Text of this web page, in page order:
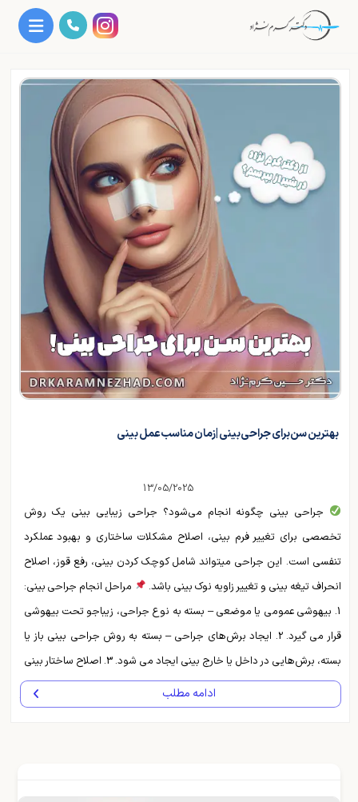
بهترین سن برای جراحی بینی | زمان مناسب عمل بینی
13/05/2025
جراحی بینی چگونه انجام می‌شود؟ جراحی زیبایی بینی یک روش
تخصصی برای تغییر فرم بینی، اصلاح مشکلات ساختاری و بهبود عملکرد
تنفسی است. این جراحی میتواند شامل کوچک کردن بینی، رفع قوز، اصلاح
انحراف تیغه بینی و تغییر زاویه نوک بینی باشد.
مراحل انجام جراحی بینی:
1. بیهوشی عمومی یا موضعی – بسته به نوع جراحی، زیباجو تحت بیهوشی
قرار می گیرد. 2. ایجاد برش‌های جراحی – بسته به روش جراحی بینی باز یا
بسته، برش‌هایی در داخل یا خارج بینی ایجاد می شود. 3. اصلاح ساختار بینی
...
ادامه مطلب